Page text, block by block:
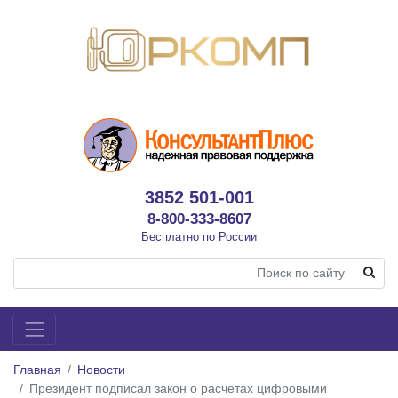
3852 501-001
8-800-333-8607
Бесплатно по России
Главная
Новости
Президент подписал закон о расчетах цифровыми